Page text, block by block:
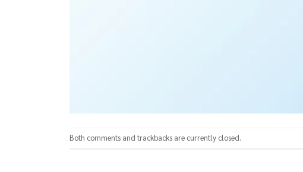
Both comments and trackbacks are currently closed.